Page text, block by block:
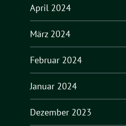
April 2024
März 2024
Februar 2024
Januar 2024
Dezember 2023